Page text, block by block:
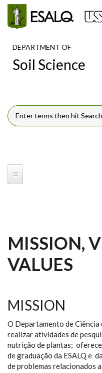
Skip to main content
DEPARTMENT OF
Soil Science
SEARCH
MISSION,
VALUES
MISSION
O Departamento de Ciência
realizar atividades de
nutrição de plantas;
de graduação da ESALQ e
de problemas relacionados